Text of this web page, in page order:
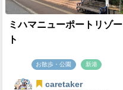
ミハマニューポートリゾー
ト
お散歩・公園 新港
caretaker